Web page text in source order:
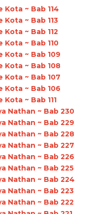
Kota ~ Bab 114
~ Bab 113
~ Bab 112
Kota ~ Bab 110
Kota ~ Bab 109
Kota ~ Bab 108
Kota ~ Bab 107
Kota ~ Bab 106
~ Bab 111
Nathan ~ Bab 230
Nathan ~ Bab 229
Nathan ~ Bab 228
Nathan ~ Bab 227
Nathan ~ Bab 226
Nathan ~ Bab 225
Nathan ~ Bab 224
Nathan ~ Bab 223
Nathan ~ Bab 222